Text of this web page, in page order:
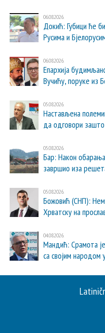
06.08.2026.
Докић: Губици ће
Русима и
06.08.2026.
Епархија
Вучићу, поруке из
05.08.2026.
Настављена
да одговори
05.08.2026.
Бар: Након
завршио иза
05.08.2026.
Божовић (СНП):
Хрватску на
04.08.2026.
Мандић: Срамота
са својим